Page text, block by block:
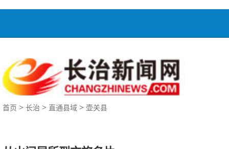
首页 > 长治 > 直通县域 > 壶关县